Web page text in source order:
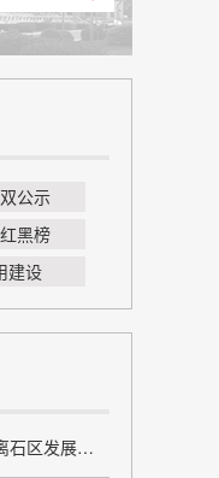
公示
黑榜
建设
弘扬粮食行业诚信风尚